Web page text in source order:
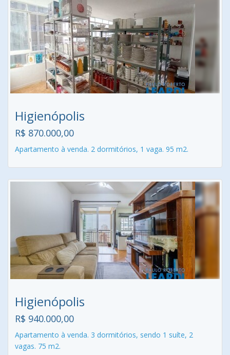
Higienópolis
R$ 870.000,00
Apartamento à venda. 2 dormitórios, 1 vaga. 95 m2.
Higienópolis
R$ 940.000,00
Apartamento à venda. 3 dormitórios, sendo 1 suíte, 2
vagas. 75 m2.